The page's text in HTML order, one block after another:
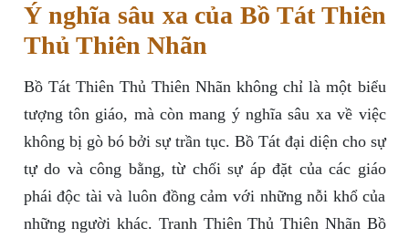
Ý nghĩa sâu xa của Bồ Tát Thiên
Thủ Thiên Nhãn
Bồ Tát Thiên Thủ Thiên Nhãn không chỉ là một biểu
tượng tôn giáo, mà còn mang ý nghĩa sâu xa về việc
không bị gò bó bởi sự trần tục. Bồ Tát đại diện cho sự
tự do và công bằng, từ chối sự áp đặt của các giáo
phái độc tài và luôn đồng cảm với những nỗi khổ của
những người khác. Tranh Thiên Thủ Thiên Nhãn Bồ